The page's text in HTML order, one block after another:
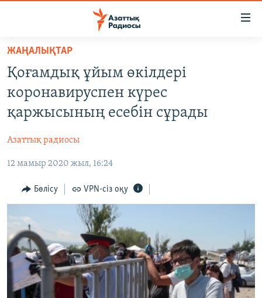
Skip
main
content
to
main
Navigation
Skip
Search
САЯСАТ
AZATTYQTV
АДАМ ҚҰҚЫҚТАРЫ
ӘЛЕУМЕТ
ӘЛЕМ
АРНАЙЫ ЖОБАЛАР
Русский
ЖАЗЫЛЫҢЫЗ
ЖАҢАЛЫҚТАР
Қоғамдық ұйым өкілдері
коронавируспен күрес
қаржысының есебін сұрады
Азаттық радиосы
12 мамыр 2020 жыл, 16:24
Бөлісу VPN-сіз оқу